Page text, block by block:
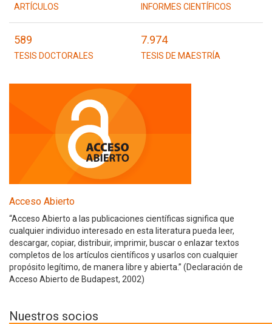
ARTÍCULOS INFORMES CIENTÍFICOS
589
TESIS DOCTORALES
7.974
TESIS DE MAESTRÍA
Acceso Abierto
“Acceso Abierto a las publicaciones científicas significa que
cualquier individuo interesado en esta literatura pueda leer,
descargar, copiar, distribuir, imprimir, buscar o enlazar textos
completos de los artículos científicos y usarlos con cualquier
propósito legítimo, de manera libre y abierta.” (Declaración de
Acceso Abierto de Budapest, 2002)
Nuestros socios